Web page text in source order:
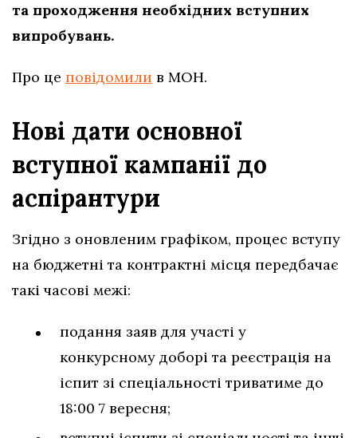
та проходження необхідних вступних
випробувань.
Про це повідомили в МОН.
Нові дати основної
вступної кампанії до
аспірантури
Згідно з оновленим графіком, процес вступу
на бюджетні та контрактні місця передбачає
такі часові межі:
подання заяв для участі у
конкурсному доборі та реєстрація на
іспит зі спеціальності триватиме до
18:00 7 вересня;